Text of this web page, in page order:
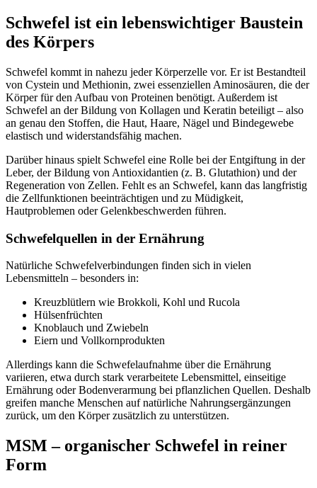
Schwefel ist ein lebenswichtiger Baustein
des Körpers
Schwefel kommt in nahezu jeder Körperzelle vor. Er ist Bestandteil
von Cystein und Methionin, zwei essenziellen Aminosäuren, die der
Körper für den Aufbau von Proteinen benötigt. Außerdem ist
Schwefel an der Bildung von Kollagen und Keratin beteiligt – also
an genau den Stoffen, die Haut, Haare, Nägel und Bindegewebe
elastisch und widerstandsfähig machen.
Darüber hinaus spielt Schwefel eine Rolle bei der Entgiftung in der
Leber, der Bildung von Antioxidantien (z. B. Glutathion) und der
Regeneration von Zellen. Fehlt es an Schwefel, kann das langfristig
die Zellfunktionen beeinträchtigen und zu Müdigkeit,
Hautproblemen oder Gelenkbeschwerden führen.
Schwefelquellen in der Ernährung
Natürliche Schwefelverbindungen finden sich in vielen
Lebensmitteln – besonders in:
Kreuzblütlern wie Brokkoli, Kohl und Rucola
Hülsenfrüchten
Knoblauch und Zwiebeln
Eiern und Vollkornprodukten
Allerdings kann die Schwefelaufnahme über die Ernährung
variieren, etwa durch stark verarbeitete Lebensmittel, einseitige
Ernährung oder Bodenverarmung bei pflanzlichen Quellen. Deshalb
greifen manche Menschen auf natürliche Nahrungsergänzungen
zurück, um den Körper zusätzlich zu unterstützen.
MSM – organischer Schwefel in reiner
Form